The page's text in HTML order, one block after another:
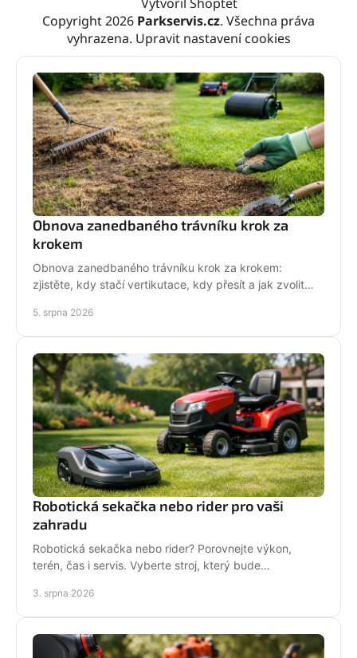
Copyright 2026 Parkservis.cz. Všechna práva
vyhrazena. Upravit nastavení cookies
Obnova zanedbaného trávníku krok za
krokem
Obnova zanedbaného trávníku krok za krokem:
zjistěte, kdy stačí vertikutace, kdy přesít a jak zvolit
chyb
5. srpna 2026
Robotická sekačka nebo rider pro vaši
zahradu
Robotická sekačka nebo rider? Porovnejte výkon,
terén, čas i servis. Vyberte stroj, který bude
sezónu.
3. srpna 2026